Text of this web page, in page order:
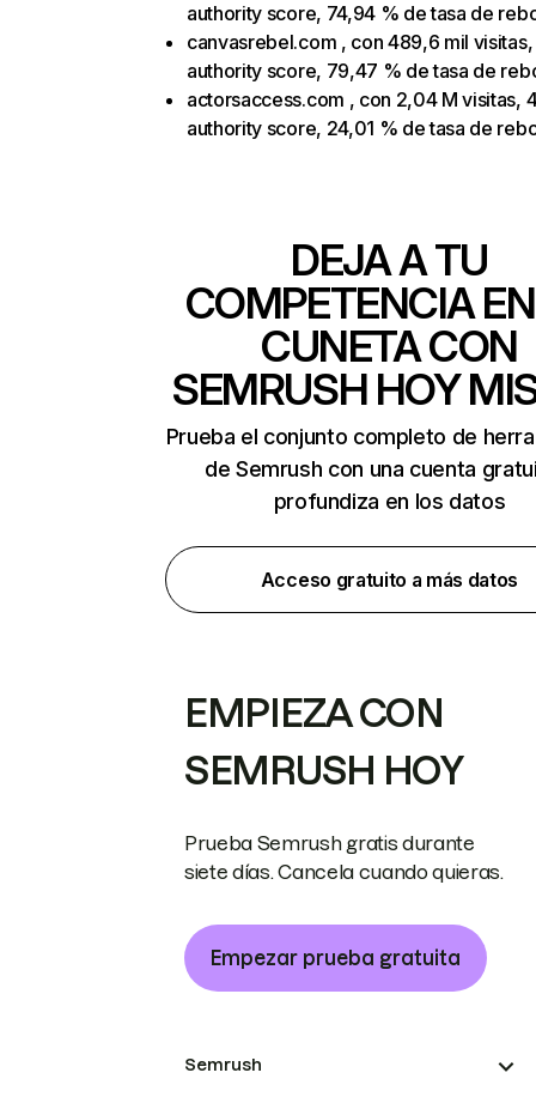
authority score, 74,94 % de tasa de
canvasrebel.com , con 489,6 mil
authority score, 79,47 % de tasa de
actorsaccess.com , con 2,04 M visitas,
authority score, 24,01 % de tasa de
DEJA A TU
COMPETENCIA
CUNETA CON
SEMRUSH HOY
Prueba el conjunto completo de
de Semrush con una cuenta
profundiza en los datos
Acceso gratuito a más datos
EMPIEZA CON
SEMRUSH HOY
Prueba Semrush gratis durante
siete días. Cancela cuando quieras.
Empezar prueba gratuita
Semrush